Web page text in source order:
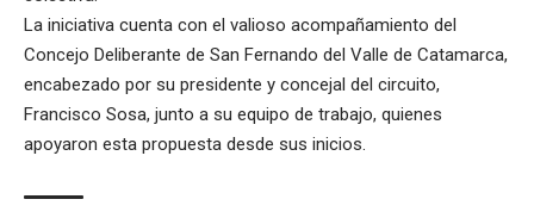
La iniciativa cuenta con el valioso acompañamiento del
Concejo Deliberante de San Fernando del Valle de Catamarca,
encabezado por su presidente y concejal del circuito,
Francisco Sosa, junto a su equipo de trabajo, quienes
apoyaron esta propuesta desde sus inicios.